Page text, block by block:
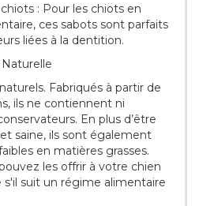
: Pour les chiots en
ces sabots sont parfaits
liées à la dentition.
Fabriqués à partir de
ils ne contiennent ni
En plus d’être
saine, ils sont également
en matières grasses.
les offrir à votre chien
s'il suit un régime alimentaire